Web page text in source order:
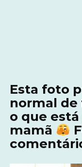
Esta foto
normal
o que
mamã